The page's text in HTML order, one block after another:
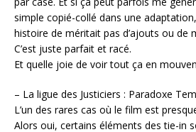
simple copié-collé dans une adaptation,
histoire de méritait pas d’ajouts ou de
C’est juste parfait et racé.
Et quelle joie de voir tout ça en
– La ligue des Justiciers : Paradoxe
L’un des rares cas où le film est
Alors oui, certains éléments des tie-in